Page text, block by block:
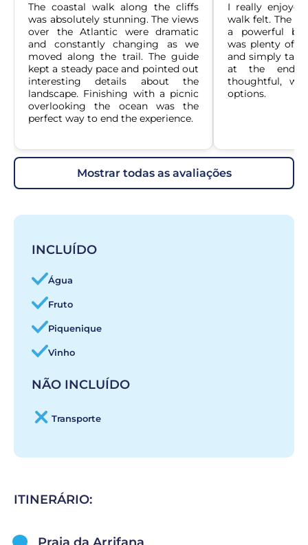
The coastal walk along the cliffs
was absolutely stunning. The views
over the Atlantic were dramatic
and constantly changing as we
moved along the trail. The guide
kept a steady pace and pointed out
interesting details about the
landscape. Finishing with a picnic
overlooking the ocean was the
perfect way to end the experience.
I really
walk felt. The
a powerful
was plenty of
and simply
at the end
thoughtful,
options.
mostrar todas as avaliações
INCLUÍDO
Água
Fruto
Piquenique
Vinho
NÃO INCLUÍDO
Transporte
ITINERÁRIO: